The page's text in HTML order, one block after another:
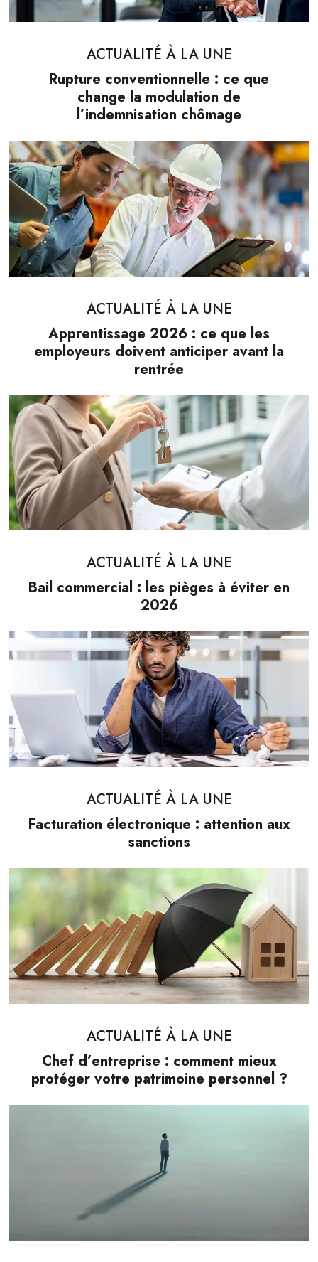
ACTUALITÉ À LA UNE
Rupture conventionnelle : ce que
change la modulation de
l’indemnisation chômage
ACTUALITÉ À LA UNE
Apprentissage 2026 : ce que les
employeurs doivent anticiper avant la
rentrée
ACTUALITÉ À LA UNE
Bail commercial : les pièges à éviter en
2026
ACTUALITÉ À LA UNE
Facturation électronique : attention aux
sanctions
ACTUALITÉ À LA UNE
Chef d’entreprise : comment mieux
protéger votre patrimoine personnel ?